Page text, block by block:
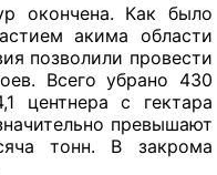
окончена. Как было
акима области
позволили провести
Всего убрано 430
центнера с гектара
превышают
тонн. В закрома